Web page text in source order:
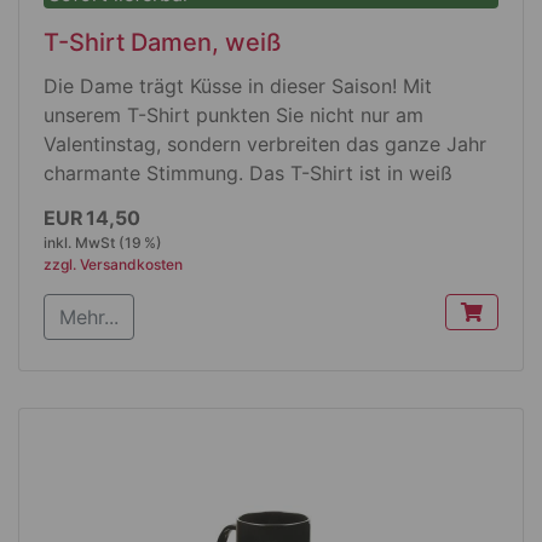
T-Shirt Damen, weiß
Die Dame trägt Küsse in dieser Saison! Mit
unserem T-Shirt punkten Sie nicht nur am
Valentinstag, sondern verbreiten das ganze Jahr
charmante Stimmung. Das T-Shirt ist in weiß
Produktdetails
EUR 14,50
inkl. MwSt (19 %)
zzgl. Versandkosten
Mehr...